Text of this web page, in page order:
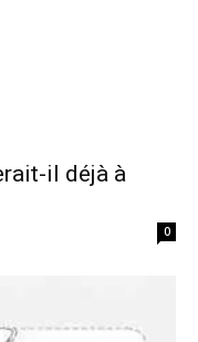
il déjà à
0